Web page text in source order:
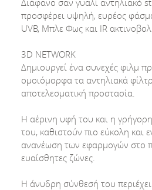
Διάφανο σαν γυαλί αντηλιακό
προσφέρει υψηλή, ευρέος
UVB, Μπλε Φως και IR
3D NETWORK
Δημιουργεί ένα συνεχές φιλμ
ομοιόμορφα τα αντηλιακά
αποτελεσματική προστασία.
Η αέρινη υφή του και η
του, καθιστούν πιο εύκολη και
ανανέωση των εφαρμογών στο
ευαίσθητες ζώνες.
Η άνυδρη σύνθεσή του